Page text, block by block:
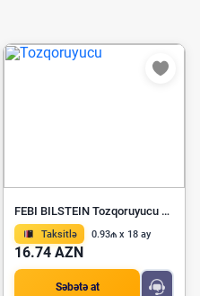
FEBI BILSTEIN Tozqoruyucu 182864
Taksitlə 0.93₼ x 18 ay
16.74 AZN
Səbətə at